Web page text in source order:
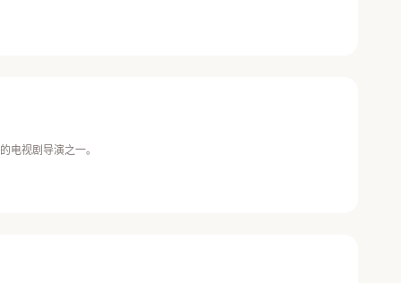
电视剧导演之一。